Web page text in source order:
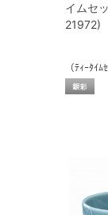
イムセ
21972)
（ﾃｨｰﾀｲﾑｾ